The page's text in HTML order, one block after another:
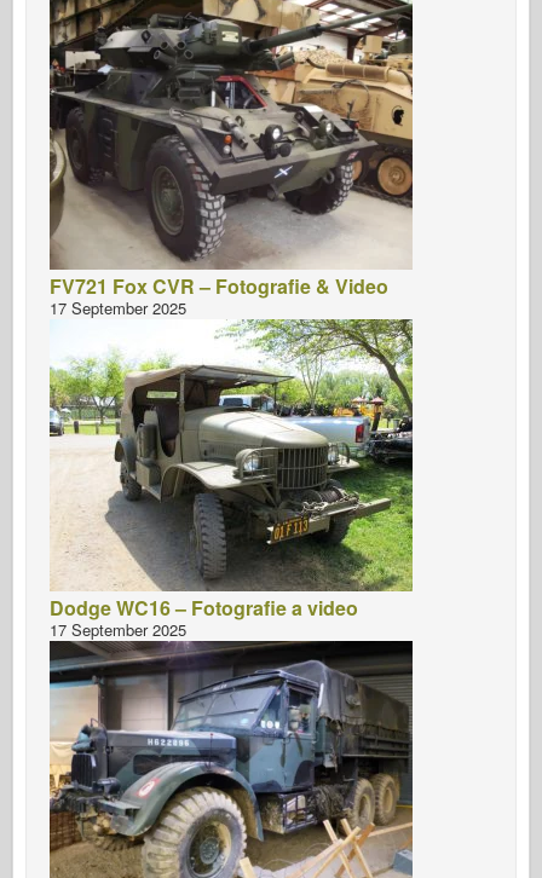
FV721 Fox CVR – Fotografie & Video
17 September 2025
Dodge WC16 – Fotografie a video
17 September 2025